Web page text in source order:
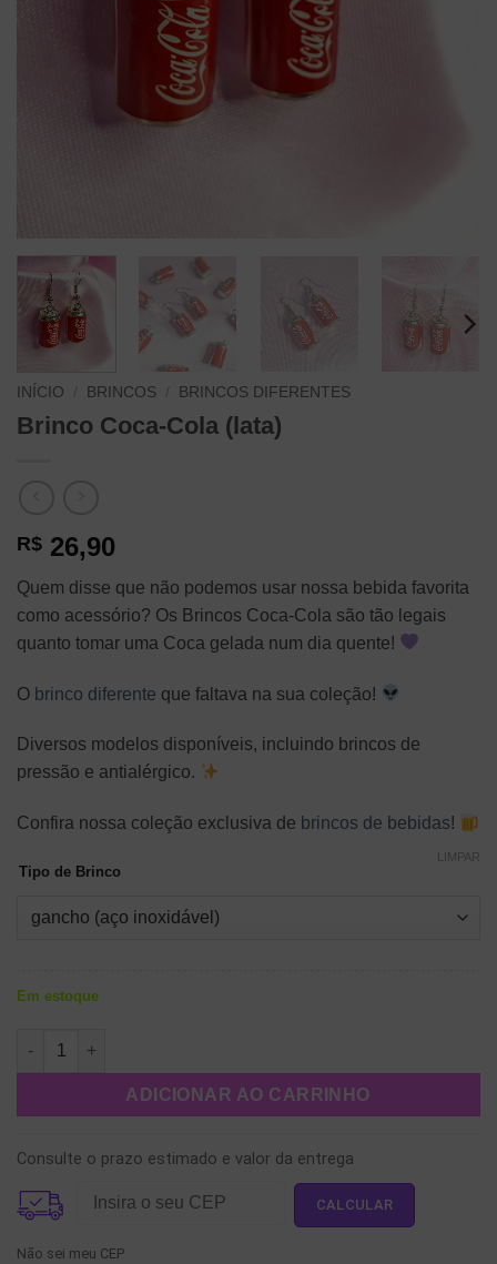
INÍCIO BRINCOS BRINCOS DIFERENTES
Brinco Coca-Cola (lata)
R$ 26,90
Quem disse que não podemos usar nossa bebida favorita
como acessório? Os Brincos Coca-Cola são tão legais
quanto tomar uma Coca gelada num dia quente!
O brinco diferente que faltava na sua coleção!
Diversos modelos disponíveis, incluindo brincos de
pressão e antialérgico.
Confira nossa coleção exclusiva de brincos de bebidas!
Tipo de Brinco
LIMPAR
Em estoque
Brinco Coca-Cola (lata) quantidade
ADICIONAR AO CARRINHO
Consulte o prazo estimado e valor da entrega
Não sei meu CEP